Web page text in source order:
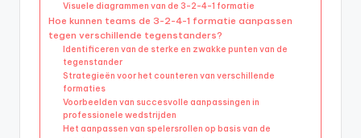
Visuele diagrammen van de 3-2-4-1 formatie
Hoe kunnen teams de 3-2-4-1 formatie aanpassen
tegen verschillende tegenstanders?
Identificeren van de sterke en zwakke punten van de
tegenstander
Strategieën voor het counteren van verschillende
formaties
Voorbeelden van succesvolle aanpassingen in
professionele wedstrijden
Het aanpassen van spelersrollen op basis van de